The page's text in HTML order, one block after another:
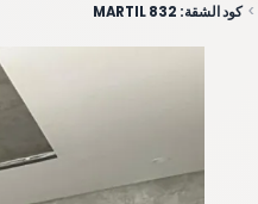
كود الشقة: 832 MARTIL